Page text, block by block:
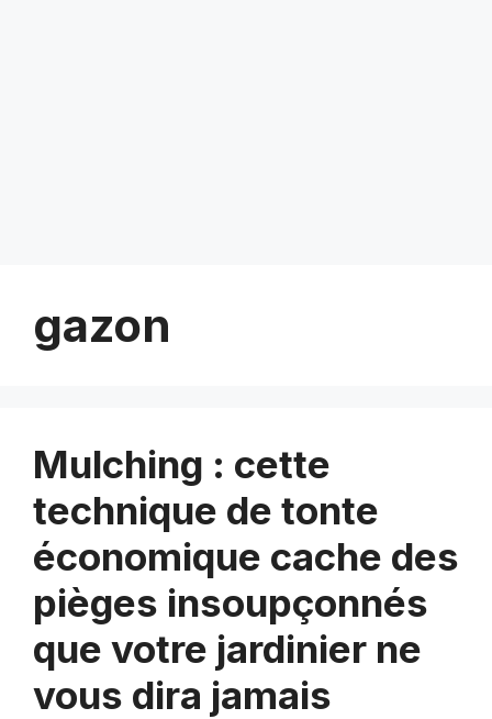
gazon
Mulching : cette
technique de tonte
économique cache des
pièges insoupçonnés
que votre jardinier ne
vous dira jamais